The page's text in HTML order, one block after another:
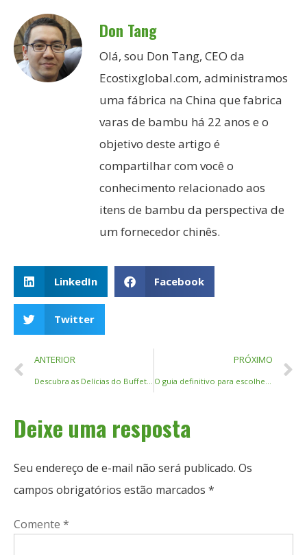
Don Tang
Olá, sou Don Tang, CEO da
Ecostixglobal.com, administramos
uma fábrica na China que fabrica
varas de bambu há 22 anos e o
objetivo deste artigo é
compartilhar com você o
conhecimento relacionado aos
itens de bambu da perspectiva de
um fornecedor chinês.
LinkedIn Facebook
Twitter
ANTERIOR PRÓXIMO
Deixe uma resposta
Seu endereço de e-mail não será publicado. Os
campos obrigatórios estão marcados *
Comente *